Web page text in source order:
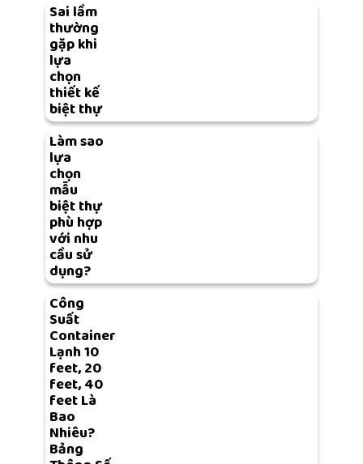
Sai lầm
thường
gặp khi
lựa
chọn
thiết kế
biệt thự
Làm sao
lựa
chọn
mẫu
biệt thự
phù hợp
với nhu
cầu sử
dụng?
Công
Suất
Container
Lạnh 10
feet, 20
feet, 40
feet Là
Bao
Nhiêu?
Bảng